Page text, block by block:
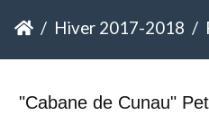
Hiver 2017-2018
"Cabane de Cunau"